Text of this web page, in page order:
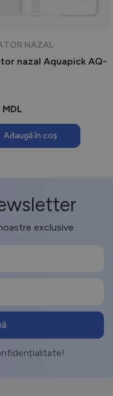
NAZAL
nazal Aquapick AQ-
MDL
Adaugă în coș
exclusive.